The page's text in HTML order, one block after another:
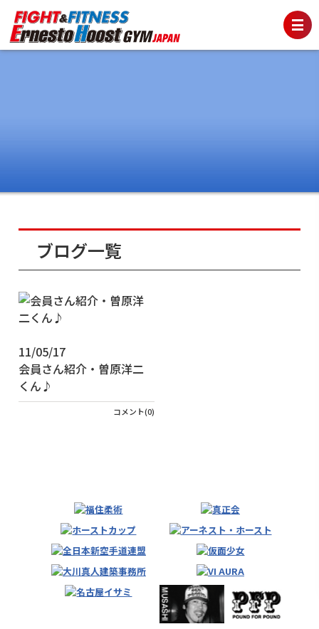
ブログ一覧
11/05/17
会員さん紹介・曽原洋二
くん♪
コメント(0)